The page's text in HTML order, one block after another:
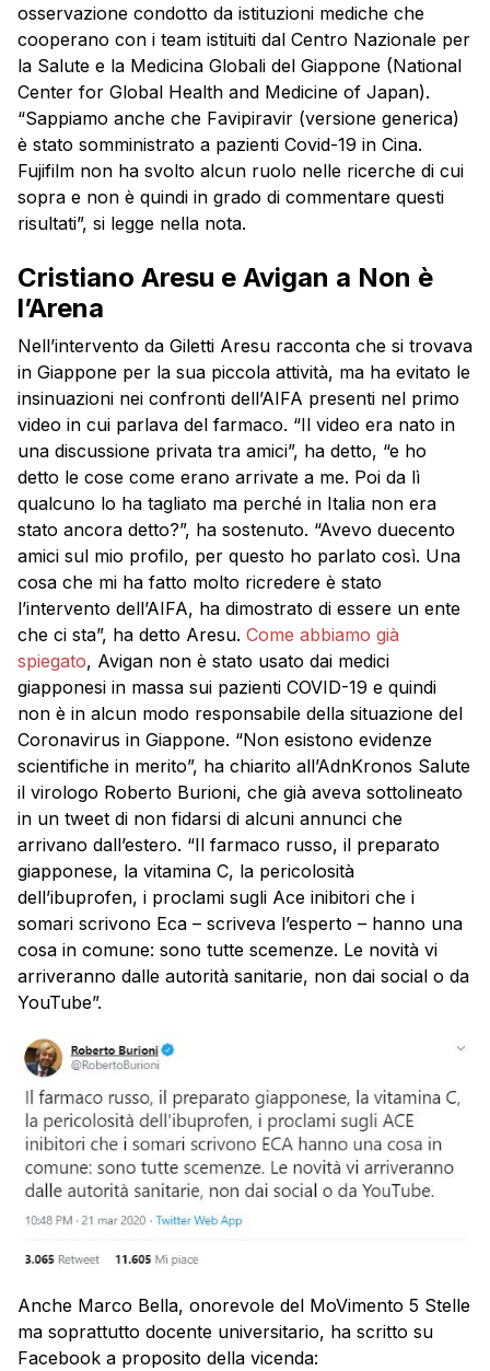
osservazione condotto da istituzioni mediche che
cooperano con i team istituiti dal Centro Nazionale per
la Salute e la Medicina Globali del Giappone (National
Center for Global Health and Medicine of Japan).
“Sappiamo anche che Favipiravir (versione generica)
è stato somministrato a pazienti Covid-19 in Cina.
Fujifilm non ha svolto alcun ruolo nelle ricerche di cui
sopra e non è quindi in grado di commentare questi
risultati”, si legge nella nota.
Cristiano Aresu e Avigan a Non è
l’Arena
Nell’intervento da Giletti Aresu racconta che si trovava
in Giappone per la sua piccola attività, ma ha evitato le
insinuazioni nei confronti dell’AIFA presenti nel primo
video in cui parlava del farmaco. “Il video era nato in
una discussione privata tra amici”, ha detto, “e ho
detto le cose come erano arrivate a me. Poi da lì
qualcuno lo ha tagliato ma perché in Italia non era
stato ancora detto?”, ha sostenuto. “Avevo duecento
amici sul mio profilo, per questo ho parlato così. Una
cosa che mi ha fatto molto ricredere è stato
l’intervento dell’AIFA, ha dimostrato di essere un ente
che ci sta”, ha detto Aresu. Come abbiamo già
spiegato, Avigan non è stato usato dai medici
giapponesi in massa sui pazienti COVID-19 e quindi
non è in alcun modo responsabile della situazione del
Coronavirus in Giappone. “Non esistono evidenze
scientifiche in merito”, ha chiarito all’AdnKronos Salute
il virologo Roberto Burioni, che già aveva sottolineato
in un tweet di non fidarsi di alcuni annunci che
arrivano dall’estero. “Il farmaco russo, il preparato
giapponese, la vitamina C, la pericolosità
dell’ibuprofen, i proclami sugli Ace inibitori che i
somari scrivono Eca – scriveva l’esperto – hanno una
cosa in comune: sono tutte scemenze. Le novità vi
arriveranno dalle autorità sanitarie, non dai social o da
YouTube”.
Anche Marco Bella, onorevole del MoVimento 5 Stelle
ma soprattutto docente universitario, ha scritto su
Facebook a proposito della vicenda: